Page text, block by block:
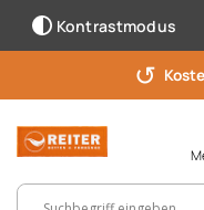
Kontrastmodus
7 Wochen
Suchbegriff,